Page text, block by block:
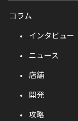
コラム
インタビュー
ニュース
店舗
開発
攻略